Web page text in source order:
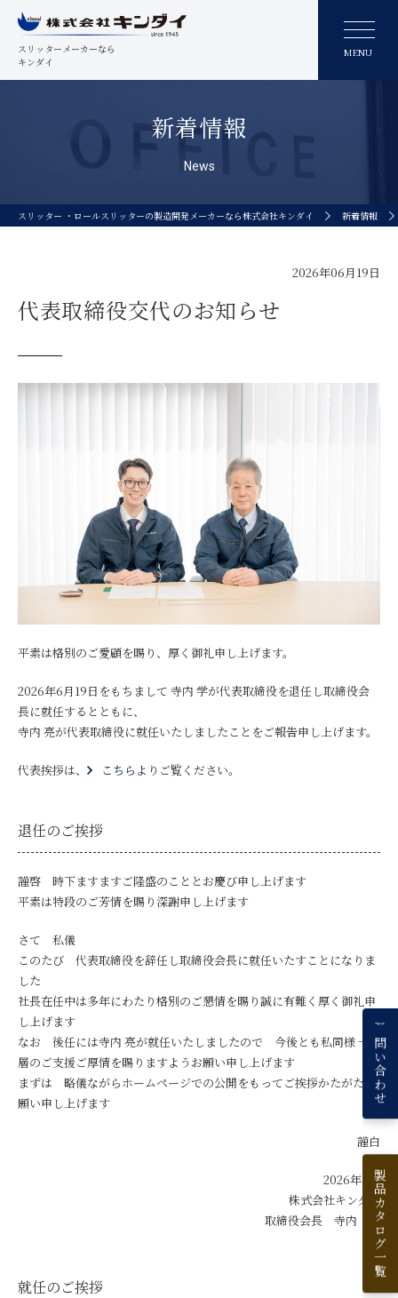
スリッターメーカーなら
キンダイ
MENU
お問い合わせ
製品カタログ一覧
新着情報
News
スリッター ・ロールスリッターの製造開発メーカーなら株式会社キンダイ 新着情報
2026年06月19日
代表取締役交代のお知らせ
平素は格別のご愛顧を賜り、厚く御礼申し上げます。
2026年6月19日をもちまして 寺内 学が代表取締役を退任し取締役会
長に就任するとともに、
寺内 亮が代表取締役に就任いたしましたことをご報告申し上げます。
代表挨拶は、 こちら よりご覧ください。
退任のご挨拶
謹啓 時下ますますご隆盛のこととお慶び申し上げます
平素は特段のご芳情を賜り深謝申し上げます
さて 私儀
このたび 代表取締役を辞任し取締役会長に就任いたすことになりま
した
社長在任中は多年にわたり格別のご懇情を賜り誠に有難く厚く御礼申
し上げます
なお 後任には寺内 亮が就任いたしましたので 今後とも私同様 一
層のご支援ご厚情を賜りますようお願い申し上げます
まずは 略儀ながらホームページでの公開をもってご挨拶かたがたお
願い申し上げます
謹白
2026年6月
株式会社キンダイ
取締役会長 寺内 学
就任のご挨拶